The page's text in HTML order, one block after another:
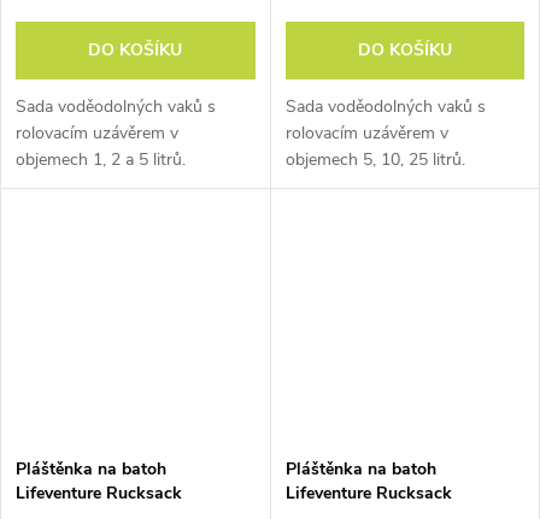
DO KOŠÍKU
Sada voděodolných vaků s
rolovacím uzávěrem v
objemech 1, 2 a 5 litrů.
DO KOŠÍKU
Sada voděodolných vaků s
rolovacím uzávěrem v
objemech 5, 10, 25 litrů.
Pláštěnka na batoh
Lifeventure Rucksack
Pláštěnka na batoh
Lifeventure Rucksack